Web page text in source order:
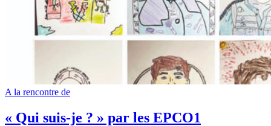
A la rencontre de
« Qui suis-je ? » par les EPCO1